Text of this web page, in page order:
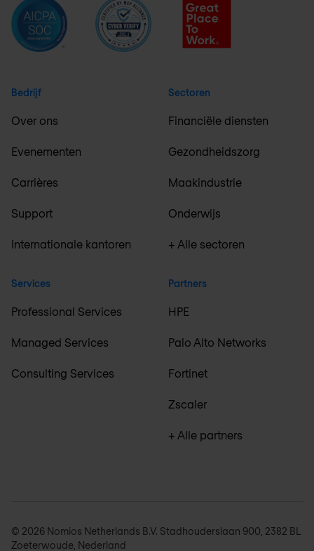
Bedrijf
Over ons
Evenementen
Carrières
Support
Internationale kantoren
Services
Professional Services
Managed Services
Consulting Services
Sectoren
Financiële diensten
Gezondheidszorg
Maakindustrie
Onderwijs
+ Alle sectoren
Partners
HPE
Palo Alto Networks
Fortinet
Zscaler
+ Alle partners
© 2026 Nomios Netherlands B.V. Stadhouderslaan 900, 2382 BL
Zoeterwoude, Nederland